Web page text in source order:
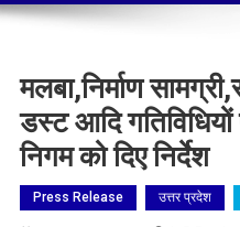
मलबा,निर्माण
डस्ट आदि गतिविधियों
निगम को दिए निर्देश
Press Release उत्तर प्रदेश